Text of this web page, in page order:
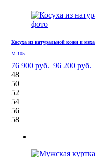
Косуха из натуральной кожи и меха
М-105
76 900 руб. 96 200 руб.
48
50
52
54
56
58